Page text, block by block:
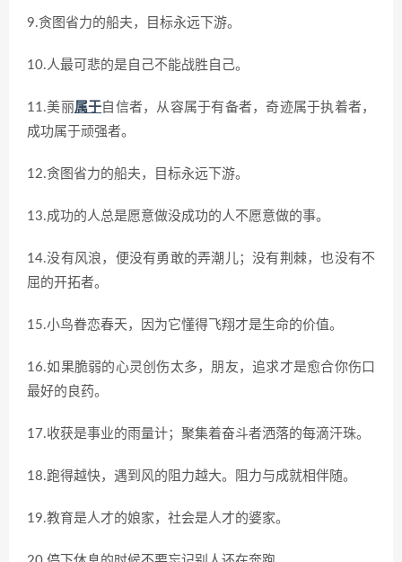
9.贪图省力的船夫，目标永远下游。
10.人最可悲的是自己不能战胜自己。
11.美丽属于 自信者，从容属于有备者，奇迹属于执着者，
成功属于顽强者。
12.贪图省力的船夫，目标永远下游。
13.成功的人总是愿意做没成功的人不愿意做的事。
14.没有风浪，便没有勇敢的弄潮儿；没有荆棘，也没有不
屈的开拓者。
15.小鸟眷恋春天，因为它懂得飞翔才是生命的价值。
16.如果脆弱的心灵创伤太多，朋友，追求才是愈合你伤口
最好的良药。
17.收获是事业的雨量计；聚集着奋斗者洒落的每滴汗珠。
18.跑得越快，遇到风的阻力越大。阻力与成就相伴随。
19.教育是人才的娘家，社会是人才的婆家。